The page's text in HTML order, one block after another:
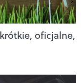
oficjalne,